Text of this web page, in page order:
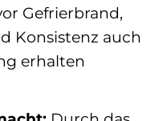
Gefrierbrand,
Konsistenz auch
erhalten